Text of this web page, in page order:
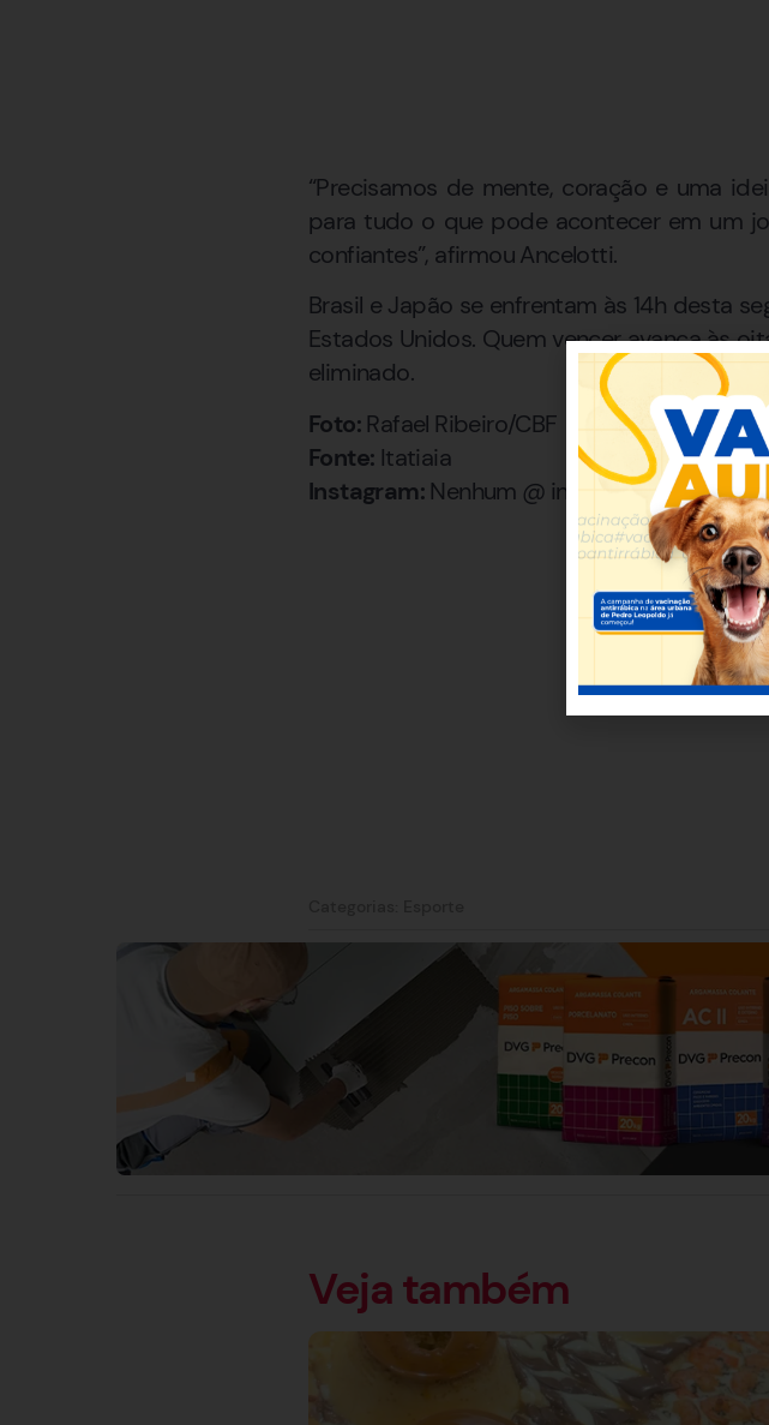
“Precisamos de mente, coração e uma
para tudo o que pode acontecer em um
confiantes”, afirmou Ancelotti.
Brasil e Japão se enfrentam às 14h desta
Estados Unidos. Quem vencer avança às
eliminado.
Foto: Rafael Ribeiro/CBF
Fonte: Itatiaia
Instagram: Nenhum @ informado
Veja também